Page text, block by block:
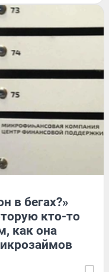
в бегах?»
кто-то
как она